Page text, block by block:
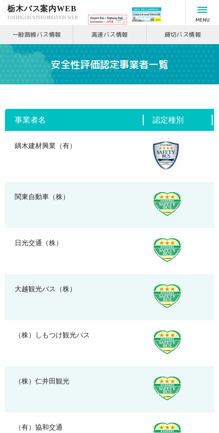
栃木バス案内WEB
TOCHIGI BUS INFORMATION WEB MENU
一般路線バス情報 高速バス情報 貸切バス情報
安全性評価認定事業者一覧
事業者名 認定種別
鏑木建材興業（有）
関東自動車（株）
日光交通（株）
大越観光バス（株）
（株）しもつけ観光バス
（株）仁井田観光
（有）協和交通